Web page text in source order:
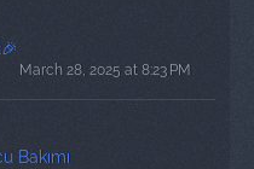
March 28, 2025 at 8:23 PM
Bakımı